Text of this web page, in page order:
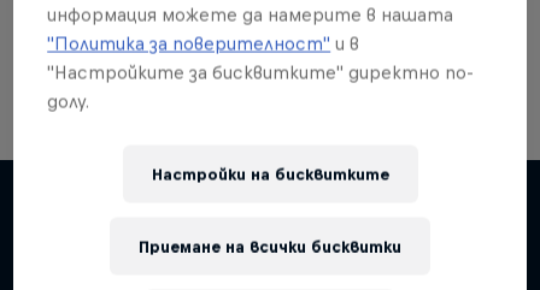
On track and off road, on two wheels or four - this
is your home for Red Bull Motorsports. Watch …
Подобни
информация можете да намерите в нашата
"Политика за поверителност" и в
"Настройките за бисквитките" директно по-
долу.
Настройки на бисквитките
Приемане на всички бисквитки